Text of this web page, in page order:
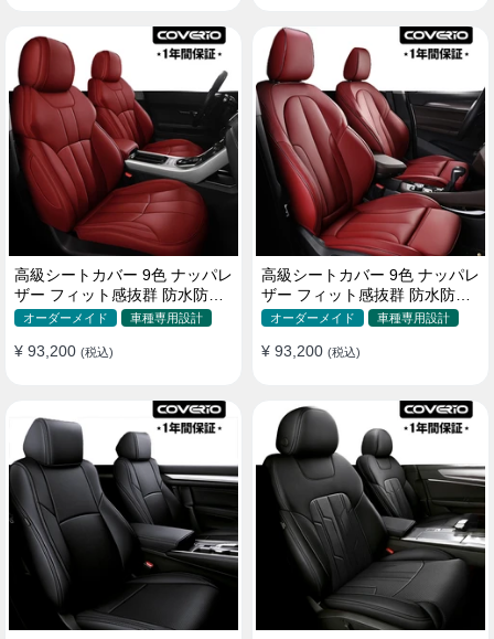
高級シートカバー 9色 ナッパレ
ザー フィット感抜群 防水防汚
オーダーメイド 全席セット
オーダーメイド 車種専用設計
¥ 93,200 (税込)
高級シートカバー 9色 ナッパレ
ザー フィット感抜群 防水防汚
オーダーメイド 全席セット
オーダーメイド 車種専用設計
¥ 93,200 (税込)